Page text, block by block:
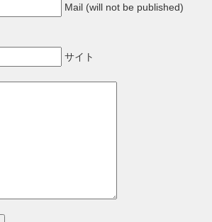
Mail (will not be published)
サイト